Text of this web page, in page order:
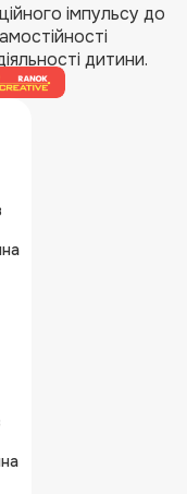
імпульсу до
дитини.